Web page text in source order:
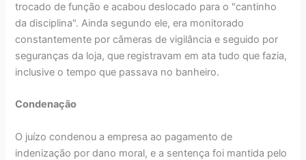
trocado de função e acabou deslocado para o "cantinho
da disciplina". Ainda segundo ele, era monitorado
constantemente por câmeras de vigilância e seguido por
seguranças da loja, que registravam em ata tudo que fazia,
inclusive o tempo que passava no banheiro.
Condenação
O juízo condenou a empresa ao pagamento de
indenização por dano moral, e a sentença foi mantida pelo